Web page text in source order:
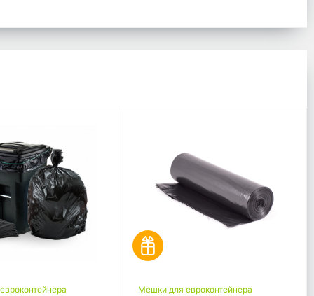
Мешки для евроконтейнера